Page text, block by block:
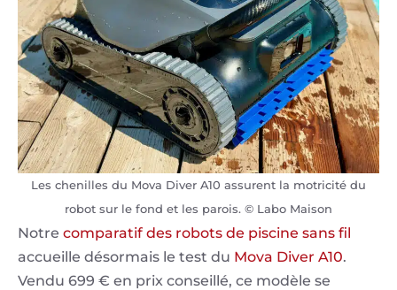
Les chenilles du Mova Diver A10 assurent la motricité du
robot sur le fond et les parois. © Labo Maison
Notre comparatif des robots de piscine sans fil
accueille désormais le test du Mova Diver A10.
Vendu 699 € en prix conseillé, ce modèle se